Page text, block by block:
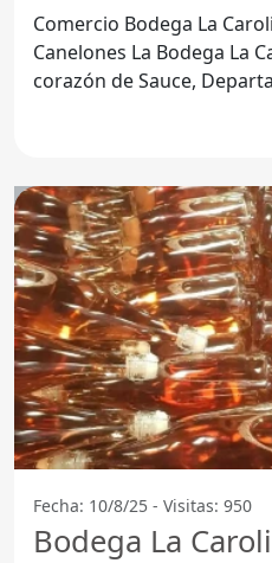
Comercio Bodega La
Canelones La Bodega La Carolina, ubicada en el
corazón de Sauce,
Fecha: 10/8/25 - Visitas: 950
Bodega La